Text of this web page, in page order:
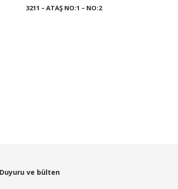
3211 – ATAŞ NO:1 – NO:2
Duyuru ve bülten